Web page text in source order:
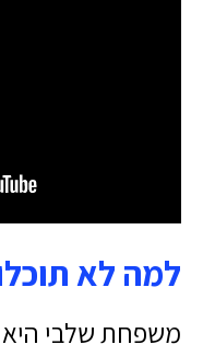
למה לא
משפחת שלבי